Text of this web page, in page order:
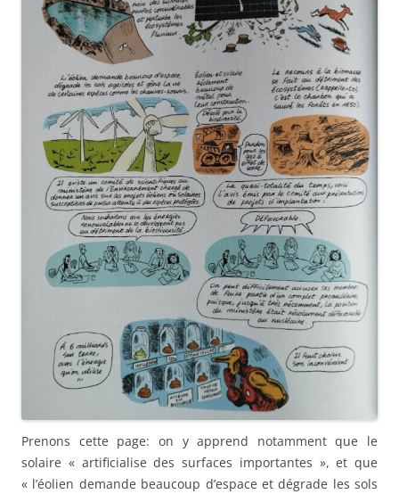
Prenons cette page: on y apprend notamment que le
solaire « artificialise des surfaces importantes », et que
« l’éolien demande beaucoup d’espace et dégrade les sols